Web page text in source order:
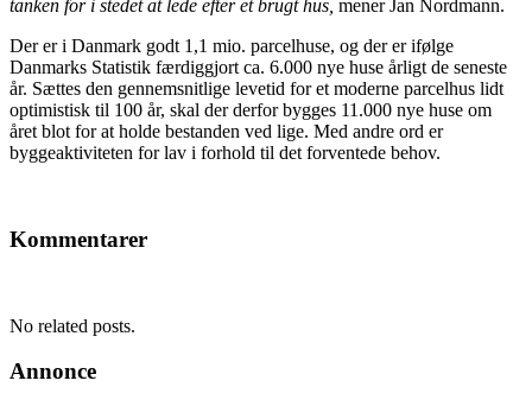
tanken for i stedet at lede efter et brugt hus, mener Jan Nordmann.
Der er i Danmark godt 1,1 mio. parcelhuse, og der er ifølge
Danmarks Statistik færdiggjort ca. 6.000 nye huse årligt de seneste
år. Sættes den gennemsnitlige levetid for et moderne parcelhus lidt
optimistisk til 100 år, skal der derfor bygges 11.000 nye huse om
året blot for at holde bestanden ved lige. Med andre ord er
byggeaktiviteten for lav i forhold til det forventede behov.
Kommentarer
No related posts.
Annonce